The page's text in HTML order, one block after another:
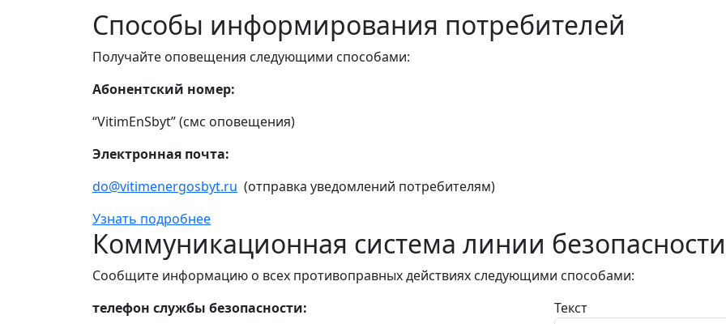
Способы информирования потребителей
Получайте оповещения следующими способами:
Абонентский номер:
“VitimEnSbyt” (смс оповещения)
Электронная почта:
do@vitimenergosbyt.ru (отправка уведомлений потребителям)
Узнать подробнее
Коммуникационная система линии безопасности
Сообщите информацию о всех противоправных действиях следующими способами:
телефон службы безопасности:
Текст